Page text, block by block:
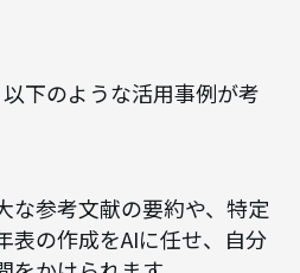
下のような活用事例が考
な参考文献の要約や、特定
表の作成をAIに任せ、自分